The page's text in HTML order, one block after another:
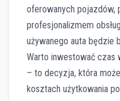
oferowanych
profesjonalizmem
używanego auta będzie
Warto inwestować czas
– to decyzja, która
kosztach użytkowania